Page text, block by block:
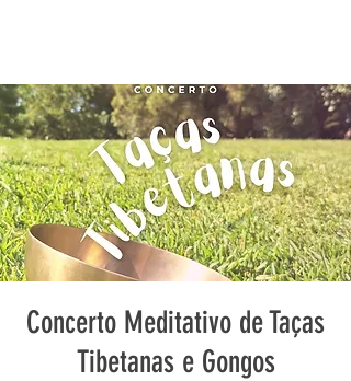
Concerto Meditativo de Taças
Tibetanas e Gongos